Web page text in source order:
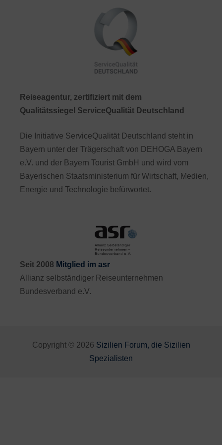
Reiseagentur, zertifiziert mit dem
Qualitätssiegel ServiceQualität Deutschland
Die Initiative ServiceQualität Deutschland steht in
Bayern unter der Trägerschaft von DEHOGA Bayern
e.V. und der Bayern Tourist GmbH und wird vom
Bayerischen Staatsministerium für Wirtschaft, Medien,
Energie und Technologie befürwortet.
Seit 2008 Mitglied im asr
Allianz selbständiger Reiseunternehmen
Bundesverband e.V.
Copyright © 2026 Sizilien Forum, die Sizilien
Spezialisten